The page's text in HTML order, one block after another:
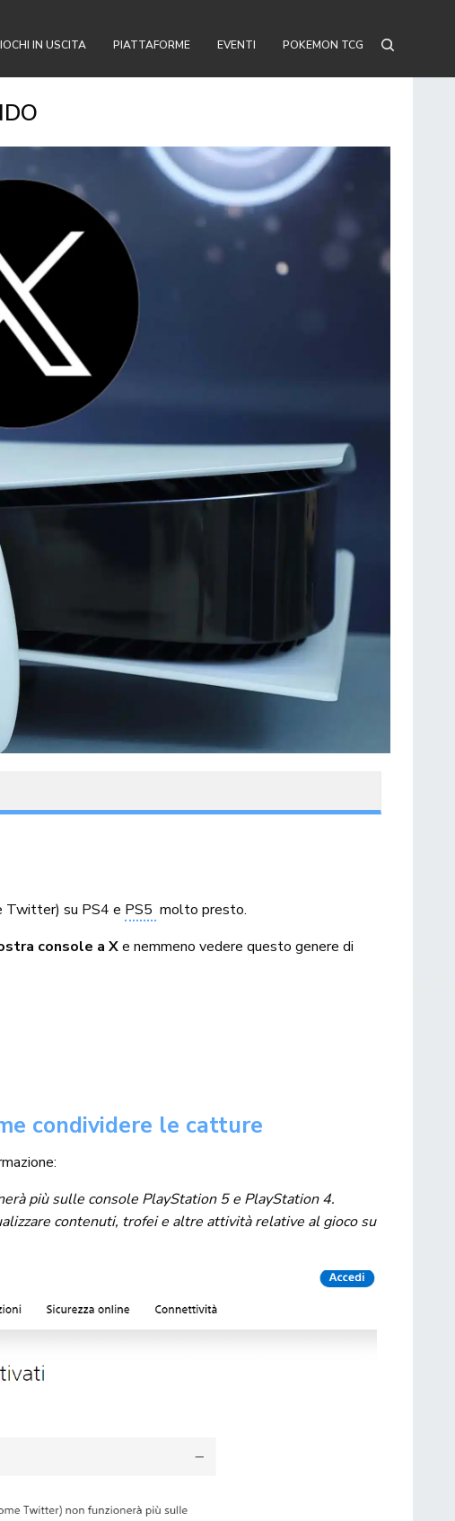
IN USCITA PIATTAFORME EVENTI POKEMON TCG
Twitter) su PS4 e PS5 molto presto.
console a Xe nemmeno vedere questo genere di
condividere le catture
più sulle console PlayStation 5 e PlayStation 4.
contenuti, trofei e altre attività relative al gioco su